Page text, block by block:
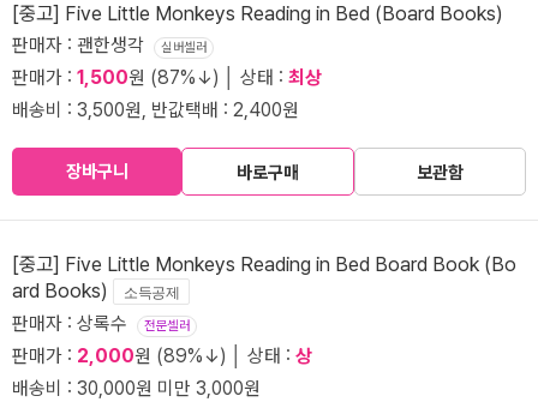
[중고] Five Little Monkeys Reading in Bed (Board Books)
판매자 : 괜한생각 실버셀러
판매가 : 1,500원 (87%↓) │ 상태 : 최상
배송비 : 3,500원, 반값택배 : 2,400원
장바구니 바로구매 보관함
[중고] Five Little Monkeys Reading in Bed Board Book (Bo
ard Books)
소득공제
판매자 : 상록수 전문셀러
판매가 : 2,000원 (89%↓) │ 상태 : 상
배송비 : 30,000원 미만 3,000원